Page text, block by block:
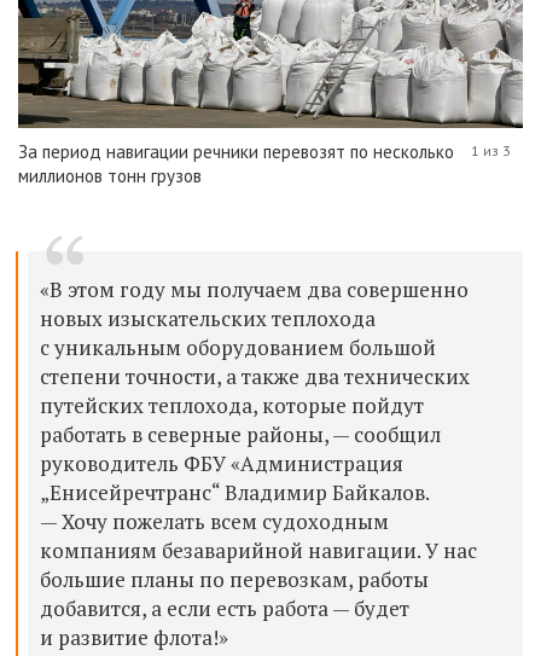
За период навигации речники перевозят по несколько
миллионов тонн грузов
1 из 3
«В этом году мы получаем два совершенно
новых изыскательских теплохода
с уникальным оборудованием большой
степени точности, а также два технических
путейских теплохода, которые пойдут
работать в северные районы, — сообщил
руководитель ФБУ «Администрация
„Енисейречтранс“ Владимир Байкалов.
— Хочу пожелать всем судоходным
компаниям безаварийной навигации. У нас
большие планы по перевозкам, работы
добавится, а если есть работа — будет
и развитие флота!»